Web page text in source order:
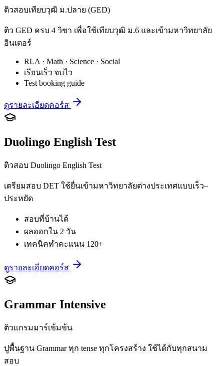
ติวสอบเทียบวุฒิ ม.ปลาย (GED)
ติว GED ครบ 4 วิชา เพื่อใช้เทียบวุฒิ ม.6 และเข้ามหาวิทยาลัย
อินเตอร์
RLA · Math · Science · Social
เรียนเร็ว จบไว
Test booking guide
ดูรายละเอียดคอร์ส
Duolingo English Test
ติวสอบ Duolingo English Test
เตรียมสอบ DET ใช้ยื่นเข้ามหาวิทยาลัยต่างประเทศแบบเร็ว–
ประหยัด
สอบที่บ้านได้
ผลออกใน 2 วัน
เทคนิคทำคะแนน 120+
ดูรายละเอียดคอร์ส
Grammar Intensive
ติวแกรมมาร์เข้มข้น
ปูพื้นฐาน Grammar ทุก tense ทุกโครงสร้าง ใช้ได้กับทุกสนาม
สอบ